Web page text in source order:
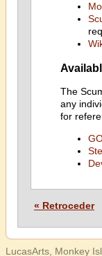
The
any
for
« Retroceder
LucasArts, Monkey